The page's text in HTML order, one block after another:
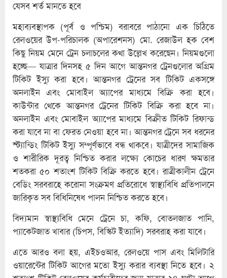
যেসব শর্ত মানতে হবে
মহাব্যবস্থাপক (পূর্ব ও পশ্চিম) বরাবরে পাঠানো এক চিঠিতে
রেলওয়ের উপ-পরিচালক (অপারেশনস) মো. রেজাউল হক বেশ
কিছু নিয়ম মেনে ট্রেন চলাচলের কথা উল্লেখ করেছেন। নিয়মগুলো
হচ্ছে— যাত্রার দিনসহ ৫ দিন আগে আন্তনগর ট্রেনগুলোর অগ্রিম
টিকিট ইস্যু করা হবে। আন্তনগর ট্রেনের সব টিকিট একসঙ্গে
অনলাইন এবং মোবাইল অ্যাপের মাধ্যমে বিক্রি করা হবে।
কাউন্টার থেকে আন্তনগর ট্রেনের টিকিট বিক্রি করা হবে না।
অনলাইন এবং মোবাইল অ্যাপের মাধ্যমে বিক্রীত টিকিট রিফান্ড
করা যাবে না বা ফেরত নেওয়া হবে না। আন্তনগর ট্রেনে সব ধরনের
স্ট্যান্ডিং টিকিট ইস্যু সম্পূর্ণভাবে বন্ধ থাকবে। যাত্রীদের সামাজিক
ও শারীরিক দূরত্ব নিশ্চিত করার লক্ষ্যে কোচের ধারণ ক্ষমতার
শতকরা ৫০ শতাংশ টিকিট বিক্রি করতে হবে। রাত্রীকালীন ট্রেনে
বেডিং সরবরাহে করোনা সংক্রমণ প্রতিরোধে স্বাস্থ্যবিধি প্রতিপালনে
জারিকৃত সব বিধিনিষেধ পালন নিশ্চিত করতে হবে।
বিদ্যমান স্বাস্থ্যবিধি মেনে ট্রেনে চা, কফি, বোতলজাত পানি,
প্যাকেটজাত খাবার (চিপস, বিস্কিট ইত্যাদি) সরবরাহ করা যাবে।
এতে আরও বলা হয়, এইচওআর, রেলওয়ে পাস এবং মিলিটারি
ওয়ারেন্টের টিকিট আগের মতো ইস্যু করার ব্যবস্থা নিতে হবে। ২